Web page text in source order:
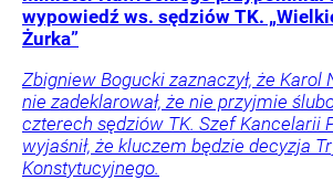
wypowiedź ws. sędziów TK.
Żurka”
Zbigniew Bogucki zaznaczył, że Karol
nie zadeklarował, że nie przyjmie
czterech sędziów TK. Szef Kancelarii
wyjaśnił, że kluczem będzie decyzja
Konstytucyjnego.